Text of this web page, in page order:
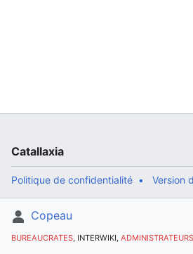
Copeau
BUREAUCRATES, INTERWIKI, ADMINISTRATEURS
Catallaxia
Politique de confidentialité Version